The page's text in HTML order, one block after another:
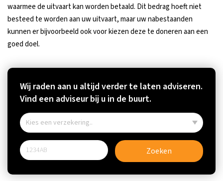
waarmee de uitvaart kan worden betaald. Dit bedrag hoeft niet
besteed te worden aan uw uitvaart, maar uw nabestaanden
kunnen er bijvoorbeeld ook voor kiezen deze te doneren aan een
goed doel.
Wij raden aan u altijd verder te laten adviseren.
Vind een adviseur bij u in de buurt.
Zoeken